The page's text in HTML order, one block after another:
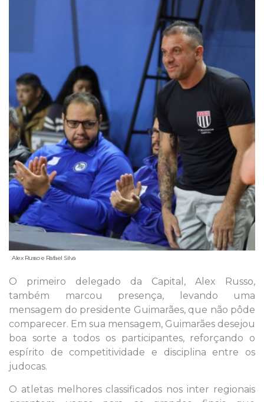
Alex Russo e Rafael Silva
O primeiro delegado da Capital, Alex Russo,
também marcou presença, levando uma
mensagem do presidente Guimarães, que não pôde
comparecer. Em sua mensagem, Guimarães desejou
boa sorte a todos os participantes, reforçando o
espírito de competitividade e disciplina entre os
judocas.
O atletas melhores classificados nos inter regionais